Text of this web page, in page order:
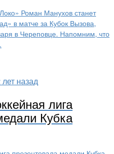
Роман Манухов станет
в матче за Кубок Вызова,
в Череповце. Напомним, что
лет назад
лига
Кубка